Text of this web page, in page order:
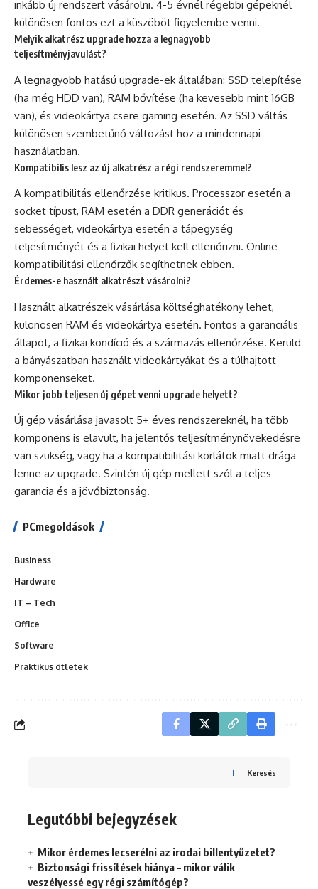
inkább új rendszert vásárolni. 4-5 évnél régebbi gépeknél
különösen fontos ezt a küszöböt figyelembe venni.
Melyik alkatrész upgrade hozza a legnagyobb
teljesítményjavulást?
A legnagyobb hatású upgrade-ek általában: SSD telepítése
(ha még HDD van), RAM bővítése (ha kevesebb mint 16GB
van), és videokártya csere gaming esetén. Az SSD váltás
különösen szembetűnő változást hoz a mindennapi
használatban.
Kompatibilis lesz az új alkatrész a régi rendszeremmel?
A kompatibilitás ellenőrzése kritikus. Processzor esetén a
socket típust, RAM esetén a DDR generációt és
sebességet, videokártya esetén a tápegység
teljesítményét és a fizikai helyet kell ellenőrizni. Online
kompatibilitási ellenőrzők segíthetnek ebben.
Érdemes-e használt alkatrészt vásárolni?
Használt alkatrészek vásárlása költséghatékony lehet,
különösen RAM és videokártya esetén. Fontos a garanciális
állapot, a fizikai kondíció és a származás ellenőrzése. Kerüld
a bányászatban használt videokártyákat és a túlhajtott
komponenseket.
Mikor jobb teljesen új gépet venni upgrade helyett?
Új gép vásárlása javasolt 5+ éves rendszereknél, ha több
komponens is elavult, ha jelentős teljesítménynövekedésre
van szükség, vagy ha a kompatibilitási korlátok miatt drága
lenne az upgrade. Szintén új gép mellett szól a teljes
garancia és a jövőbiztonság.
PCmegoldások
Business
Hardware
IT – Tech
Office
Software
Praktikus ötletek
Keresés
Legutóbbi bejegyzések
Mikor érdemes lecserélni az irodai billentyűzetet?
Biztonsági frissítések hiánya – mikor válik
veszélyessé egy régi számítógép?